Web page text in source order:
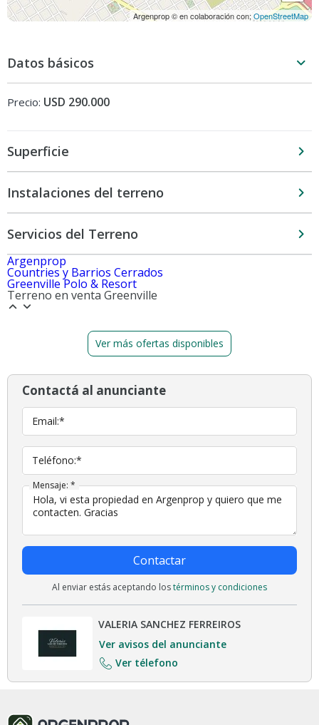
Argenprop © en colaboración con;OpenStreetMap
Datos básicos
Precio: USD 290.000
Superficie
Instalaciones del terreno
Servicios del Terreno
Argenprop
Countries y Barrios Cerrados
Greenville Polo & Resort
Terreno en venta Greenville
Ver más ofertas disponibles
Contactá al anunciante
Email:*
Teléfono:*
Mensaje: *
Contactar
Al enviar estás aceptando lostérminos y condiciones
VALERIA SANCHEZ FERREIROS
Ver avisos del anunciante
Ver télefono